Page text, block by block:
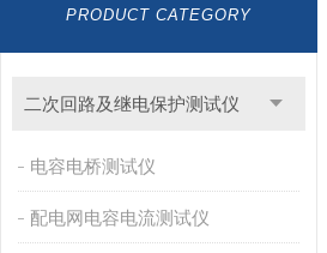
PRODUCT CATEGORY
二次回路及继电保护测试仪
电容电桥测试仪
配电网电容电流测试仪